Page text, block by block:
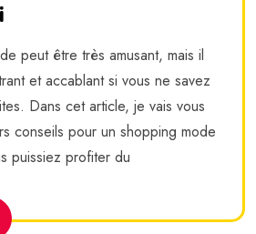
peut être très amusant, mais il
et accablant si vous ne savez
Dans cet article, je vais vous
conseils pour un shopping mode
puissiez profiter du